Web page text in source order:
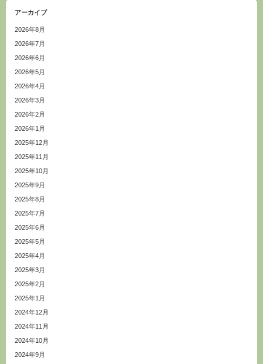
アーカイブ
2026年8月
2026年7月
2026年6月
2026年5月
2026年4月
2026年3月
2026年2月
2026年1月
2025年12月
2025年11月
2025年10月
2025年9月
2025年8月
2025年7月
2025年6月
2025年5月
2025年4月
2025年3月
2025年2月
2025年1月
2024年12月
2024年11月
2024年10月
2024年9月